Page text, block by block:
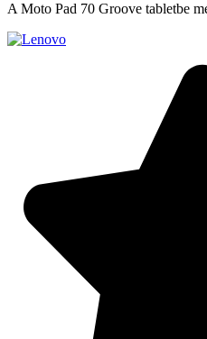
A Moto Pad 70 Groove tabletbe